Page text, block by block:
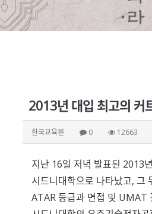
2013년 대입 최고의 커
한국교육원 0 12663
지난 16일 저녁 발표된 2013
시드니대학으로 나타났고,
ATAR 등급과 면접 및 UMAT